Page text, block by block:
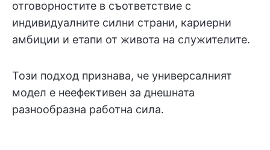
отговорностите в съответствие с
индивидуалните силни страни, кариерни
амбиции и етапи от живота на служителите.
Този подход признава, че универсалният
модел е неефективен за днешната
разнообразна работна сила.